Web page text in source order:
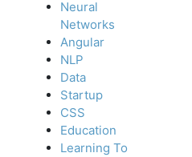
Neural
Networks
Angular
NLP
Data
Startup
CSS
Education
Learning To